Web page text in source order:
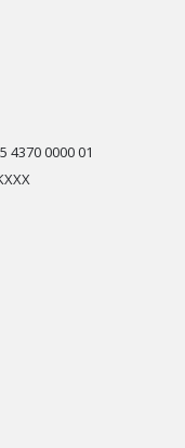
4370 0000 01